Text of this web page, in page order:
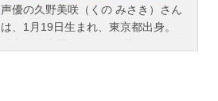
声優の久野美咲（くの みさき）さん
は、1月19日生まれ、東京都出身。